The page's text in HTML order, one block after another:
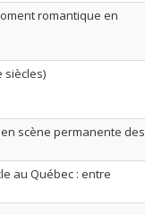
romantique en
siècles)
scène permanente des
au Québec : entre